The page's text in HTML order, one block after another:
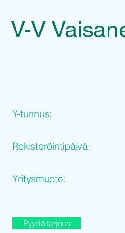
V-V
Y-tunnus:
Rekisteröintipäivä:
Yritysmuoto:
Pyydä tarjous